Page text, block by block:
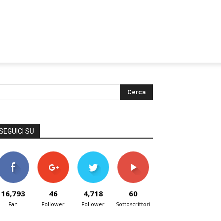
SU
16,793
Fan
46
Follower
4,718
Follower
60
Sottoscrittori